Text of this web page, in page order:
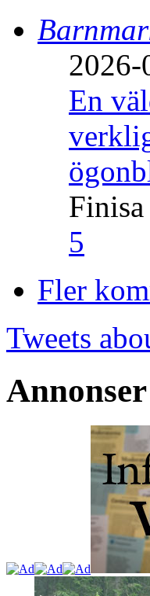
2026-
En
Finisa
5
Fler
Tweets
Annonser